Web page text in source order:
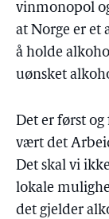
vinmonopol
at Norge er et
å holde
uønsket
Det er først
vært det
Det skal vi
lokale
det gjelder